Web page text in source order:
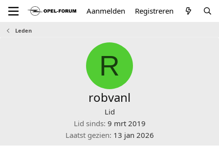
Aanmelden Registreren
Leden
R
robvanl
Lid
Lid sinds 9 mrt 2019
Laatst gezien 13 jan 2026